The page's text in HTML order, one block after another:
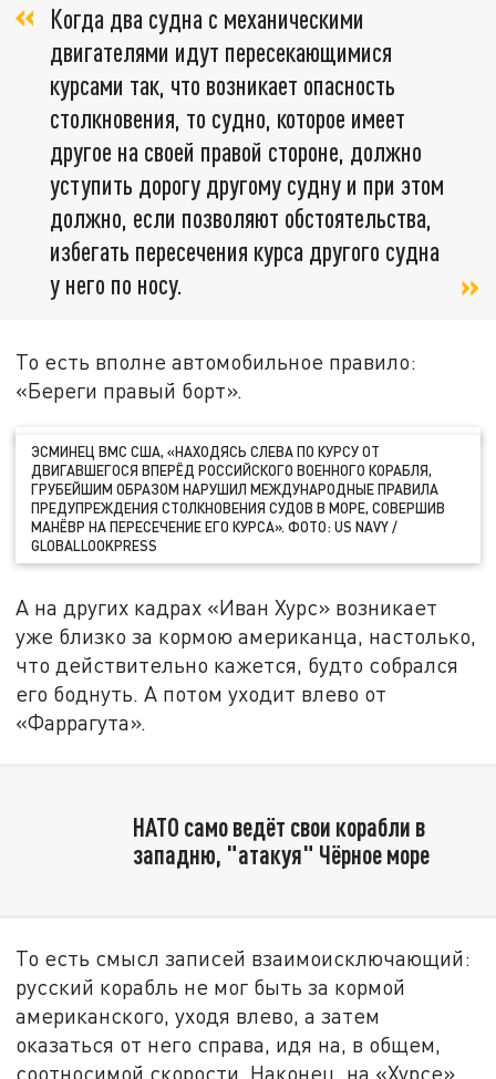
Когда два судна с механическими
двигателями идут пересекающимися
курсами так, что возникает опасность
столкновения, то судно, которое имеет
другое на своей правой стороне, должно
уступить дорогу другому судну и при этом
должно, если позволяют обстоятельства,
избегать пересечения курса другого судна
у него по носу.
То есть вполне автомобильное правило:
«Береги правый борт».
ЭСМИНЕЦ ВМС США, «НАХОДЯСЬ СЛЕВА ПО КУРСУ ОТ
ДВИГАВШЕГОСЯ ВПЕРЁД РОССИЙСКОГО ВОЕННОГО КОРАБЛЯ,
ГРУБЕЙШИМ ОБРАЗОМ НАРУШИЛ МЕЖДУНАРОДНЫЕ ПРАВИЛА
ПРЕДУПРЕЖДЕНИЯ СТОЛКНОВЕНИЯ СУДОВ В МОРЕ, СОВЕРШИВ
МАНЁВР НА ПЕРЕСЕЧЕНИЕ ЕГО КУРСА». ФОТО: US NAVY /
GLOBALLOOKPRESS
А на других кадрах «Иван Хурс» возникает
уже близко за кормою американца, настолько,
что действительно кажется, будто собрался
его боднуть. А потом уходит влево от
«Фаррагута».
НАТО само ведёт свои корабли в
западню, "атакуя" Чёрное море
То есть смысл записей взаимоисключающий:
русский корабль не мог быть за кормой
американского, уходя влево, а затем
оказаться от него справа, идя на, в общем,
соотносимой скорости. Наконец, на «Хурсе»